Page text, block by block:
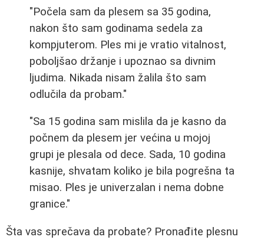
"Počela sam da plesem sa 35 godina,
nakon što sam godinama sedela za
kompjuterom. Ples mi je vratio vitalnost,
poboljšao držanje i upoznao sa divnim
ljudima. Nikada nisam žalila što sam
odlučila da probam."
"Sa 15 godina sam mislila da je kasno da
počnem da plesem jer većina u mojoj
grupi je plesala od dece. Sada, 10 godina
kasnije, shvatam koliko je bila pogrešna ta
misao. Ples je univerzalan i nema dobne
granice."
Šta vas sprečava da probate? Pronađite plesnu